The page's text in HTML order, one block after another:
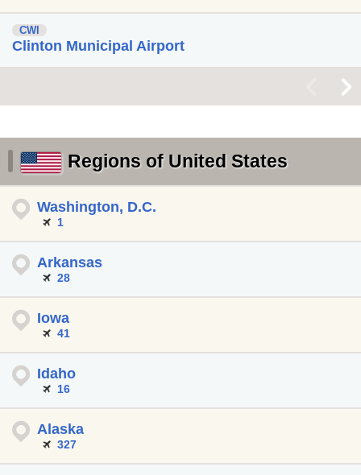
CWI
Clinton Municipal Airport
Regions of United States
Washington, D.C.
1
Arkansas
28
Iowa
41
Idaho
16
Alaska
327